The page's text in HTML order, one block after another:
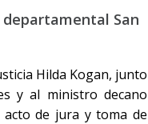
San
Hilda Kogan, junto
y al ministro decano
acto de jura y toma de